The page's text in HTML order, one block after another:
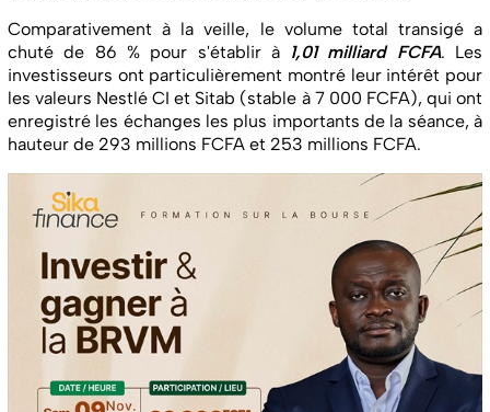
Comparativement à la veille, le volume total transigé a
chuté de 86 % pour s'établir à 1,01 milliard FCFA. Les
investisseurs ont particulièrement montré leur intérêt pour
les valeurs Nestlé CI et Sitab (stable à 7 000 FCFA), qui ont
enregistré les échanges les plus importants de la séance, à
hauteur de 293 millions FCFA et 253 millions FCFA.